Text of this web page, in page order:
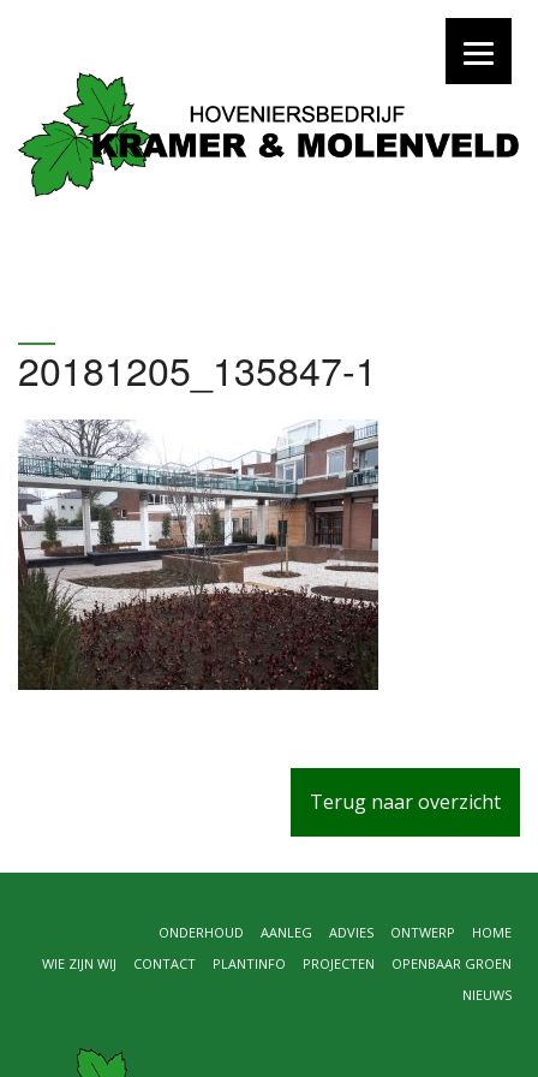
20181205_135847-1
Terug naar overzicht
HOME
ONTWERP
ADVIES
AANLEG
ONDERHOUD
OPENBAAR GROEN
PROJECTEN
PLANTINFO
CONTACT
WIE ZIJN WIJ
NIEUWS